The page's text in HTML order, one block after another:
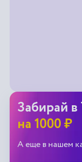
Забирай
на 1000 ₽
А еще в нашем